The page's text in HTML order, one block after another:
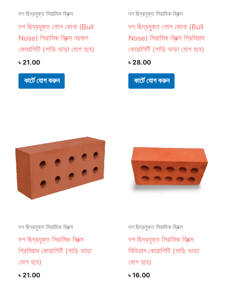
দশ ছিদ্রযুক্ত সিরামিক ব্রিক্স
দশ ছিদ্রযুক্ত গোল কোনা (Bull
Nose) সিরামিক ব্রিক্স নরমাল
কোয়ালিটি (গাড়ি ভাড়া যোগ হবে)
৳21.00
কার্টে যোগ করুন
দশ ছিদ্রযুক্ত সিরামিক ব্রিক্স
দশ ছিদ্রযুক্ত গোল কোনা (Bull
Nose) সিরামিক ব্রিক্স প্রিমিয়াম
কোয়ালিটি (গাড়ি ভাড়া যোগ হবে)
৳28.00
কার্টে যোগ করুন
দশ ছিদ্রযুক্ত সিরামিক ব্রিক্স
দশ ছিদ্রযুক্ত সিরামিক ব্রিক্স
প্রিমিয়াম কোয়ালিটি (গাড়ি ভাড়া
যোগ হবে)
৳21.00
দশ ছিদ্রযুক্ত সিরামিক ব্রিক্স
দশ ছিদ্রযুক্ত সিরামিক ব্রিক্স
মিডিয়াম কোয়ালিটি (গাড়ি ভাড়া
যোগ হবে)
৳16.00